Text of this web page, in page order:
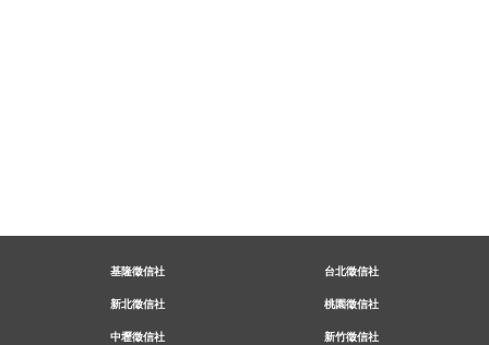
基隆徵信社 台北徵信社
新北徵信社 桃園徵信社
中壢徵信社 新竹徵信社